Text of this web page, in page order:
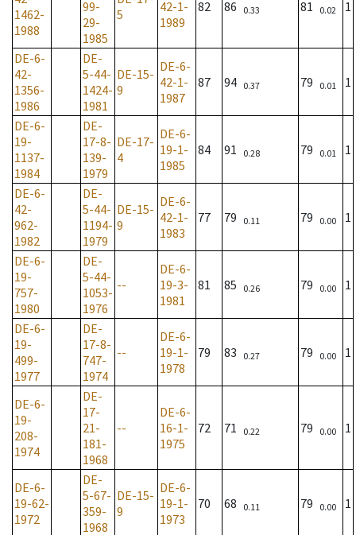
1462-
1988
99-
29-
1985
5
42-1-
1989
82 86 0.33 81 0.02 1
DE-6-
42-
1356-
1986
DE-
5-44-
1424-
1981
DE-15-
9
DE-6-
42-1-
1987
87 94 0.37 79 0.01 1
DE-6-
19-
1137-
1984
DE-
17-8-
139-
1979
DE-17-
4
DE-6-
19-1-
1985
84 91 0.28 79 0.01 1
DE-6-
42-
962-
1982
DE-
5-44-
1194-
1979
DE-15-
9
DE-6-
42-1-
1983
77 79 0.11 79 0.00 1
DE-6-
19-
757-
1980
DE-
5-44-
1053-
1976
--
DE-6-
19-3-
1981
81 85 0.26 79 0.00 1
DE-6-
19-
499-
1977
DE-
17-8-
747-
1974
--
DE-6-
19-1-
1978
79 83 0.27 79 0.00 1
DE-6-
19-
208-
1974
DE-
17-
21-
181-
1968
--
DE-6-
16-1-
1975
72 71 0.22 79 0.00 1
DE-6-
19-62-
1972
DE-
5-67-
359-
1968
DE-15-
9
DE-6-
19-1-
1973
70 68 0.11 79 0.00 1